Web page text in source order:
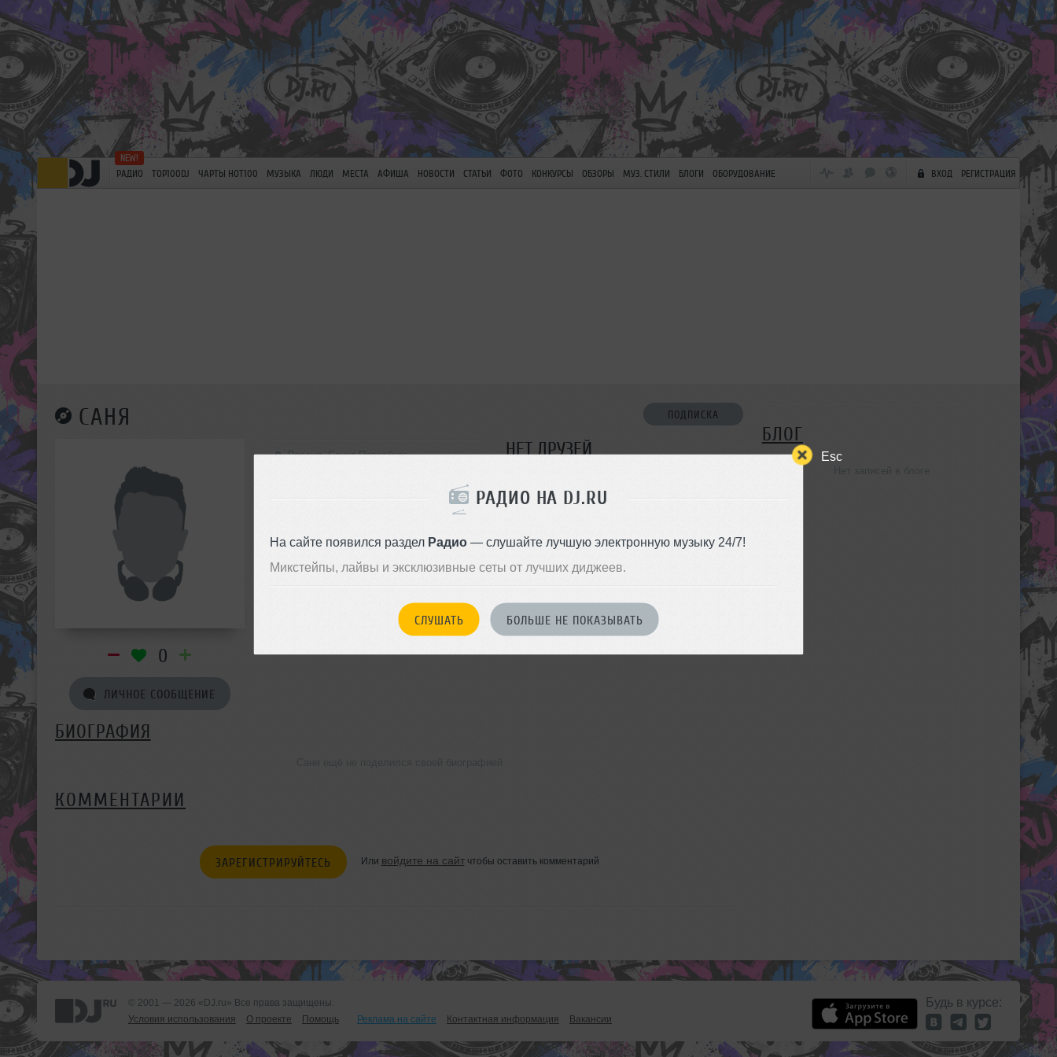
Esc
РАДИО НА DJ.RU
На сайте появился раздел Радио— слушайте лучшую электронную музыку 24/7!
Микстейпы, лайвы и эксклюзивные сеты от лучших диджеев.
СЛУШАТЬ БОЛЬШЕ НЕ ПОКАЗЫВАТЬ
РАДИО TOP100DJ ЧАРТЫ HOT100 МУЗЫКА ЛЮДИ МЕСТА АФИША НОВОСТИ СТАТЬИ ФОТО КОНКУРСЫ ОБЗОРЫ МУЗ. СТИЛИ БЛОГИ ОБОРУДОВАНИЕ ВХОД РЕГИСТРАЦИЯ
САНЯ ПОДПИСКА
0
ЛИЧНОЕ СООБЩЕНИЕ
Россия, Санкт-Петербург НЕТ ДРУЗЕЙ
БИОГРАФИЯ
КОММЕНТАРИИ
ЗАРЕГИСТРИРУЙТЕСЬ Или войдите на сайтчтобы оставить комментарий
БЛОГ
© 2001 — 2026 «DJ.ru» Все права защищены.
Условия использования
О проекте Помощь Реклама на сайте Контактная информация Вакансии
Будь в курсе: